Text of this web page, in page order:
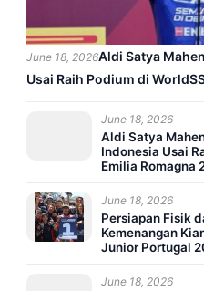
June 18, 2026Aldi Satya
Usai Raih Podium di
June 18, 2026
Aldi Satya
Indonesia Usai
Emilia Romagna
June 18, 2026
Persiapan Fisik
Kemenangan
Junior Portugal
June 18, 2026